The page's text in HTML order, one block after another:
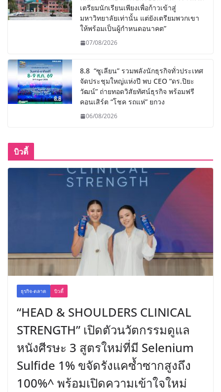
เตรียมนักเรียนเพียงเพื่อก้าวเข้าสู่
มหาวิทยาลัยเท่านั้น แต่ยังเตรียมพวกเขา
ให้พร้อมเป็นผู้กำหนดอนาคต”
07/08/2026
8.8 “ซูเลียน” รวมพลังนักธุรกิจทั่วประเทศ
จัดประชุมใหญ่แห่งปี พบ CEO “ดร.ปิยะ
วัฒน์” ถ่ายทอดวิสัยทัศน์ธุรกิจ พร้อมฟรี
คอนเสิร์ต “โชค รถแห่” ยกวง
06/08/2026
บิวตี้
ธุรกิจ-ตลาด บิวตี้
“HEAD & SHOULDERS CLINICAL
STRENGTH” เปิดตัวนวัตกรรมดูแล
หนังศีรษะ 3 สูตรใหม่ที่มี Selenium
Sulfide 1% ขจัดรังแคซ้ำซากสูงถึง
100%^ พร้อมเปิดความเข้าใจใหม่